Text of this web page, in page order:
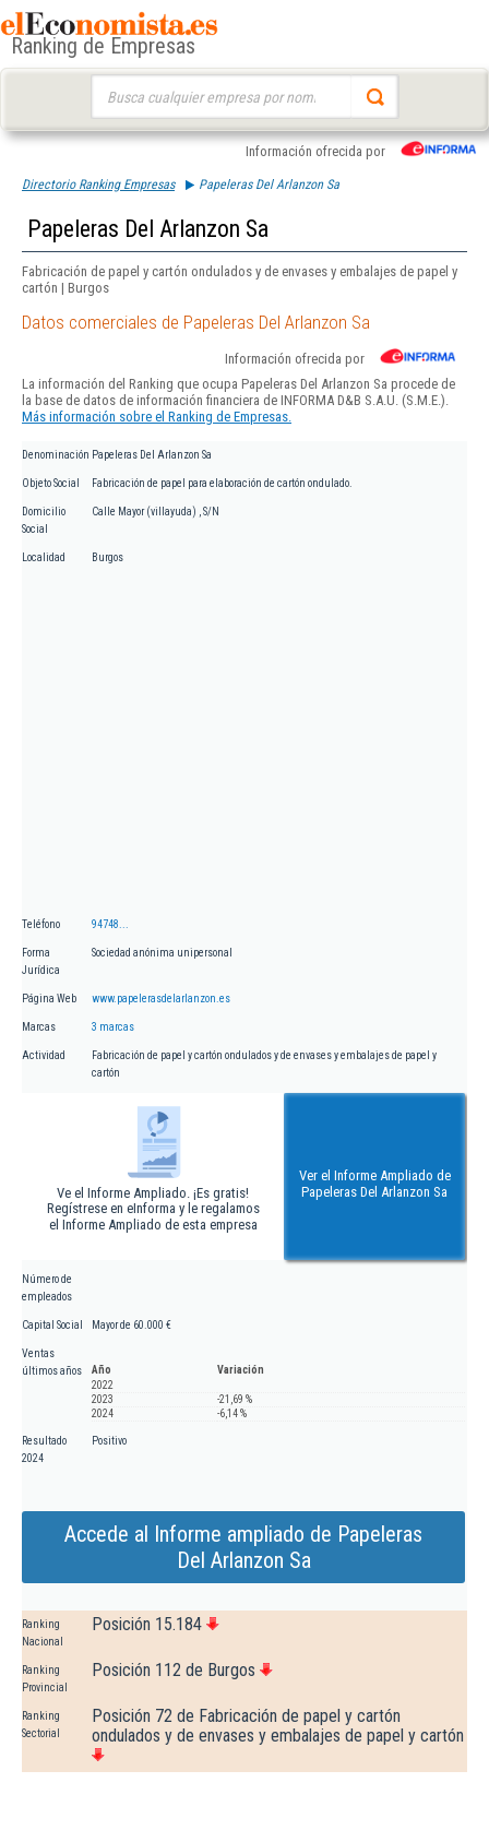
Ranking de Empresas
Información ofrecida por
Directorio Ranking Empresas Papeleras Del Arlanzon Sa
Papeleras Del Arlanzon Sa
Fabricación de papel y cartón ondulados y de envases y embalajes de papel y
cartón | Burgos
Datos comerciales de Papeleras Del Arlanzon Sa
Información ofrecida por
La información del Ranking que ocupa Papeleras Del Arlanzon Sa procede de
la base de datos de información financiera de INFORMA D&B S.A.U. (S.M.E.).
Más información sobre el Ranking de Empresas.
Denominación Papeleras Del Arlanzon Sa
Objeto Social Fabricación de papel para elaboración de cartón ondulado.
Domicilio
Social
Calle Mayor (villayuda) , S/N
Localidad Burgos
Teléfono 94748...
Forma
Jurídica
Sociedad anónima unipersonal
Página Web www.papelerasdelarlanzon.es
Marcas 3 marcas
Actividad
Fabricación de papel y cartón ondulados y de envases y embalajes de papel y
cartón
Ve el Informe Ampliado. ¡Es gratis!
Regístrese en eInforma y le regalamos
el Informe Ampliado de esta empresa
Ver el Informe Ampliado de
Papeleras Del Arlanzon Sa
Número de
empleados
Capital Social Mayor de 60.000 €
Ventas
últimos años
Año
Variación
2022
2023
-21,69 %
2024
-6,14 %
Resultado
2024
Positivo
Accede al Informe ampliado de Papeleras
Del Arlanzon Sa
Ranking
Nacional
Posición 15.184
Ranking
Provincial
Posición 112 de Burgos
Ranking
Sectorial
Posición 72 de Fabricación de papel y cartón
ondulados y de envases y embalajes de papel y cartón